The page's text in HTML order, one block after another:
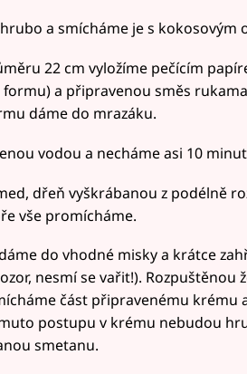
a smícháme je s kokosovým
22 cm vyložíme pečícím
a připravenou směs
dáme do mrazáku.
vodou a necháme asi 10
dřeň vyškrábanou z podélně
vše promícháme.
do vhodné misky a krátce
nesmí se vařit!). Rozpuštěnou
část připravenému krému
postupu v krému nebudou
smetanu.